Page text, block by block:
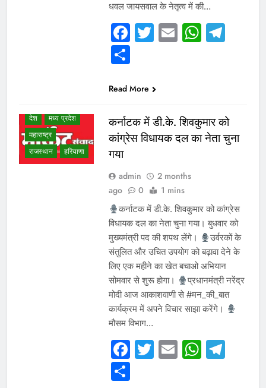
धवल जायसवाल के नेतृत्व में की…
Facebook
Twitter
Email
Share
Read More
देश
मध्य प्रदेश
महाराष्ट्र
राजस्थान
हरियाणा
कर्नाटक में डी.के. शिवकुमार को
कांग्रेस विधायक दल का नेता चुना
गया
admin
2 months
ago
0 1 mins
कर्नाटक में डी.के. शिवकुमार को कांग्रेस
विधायक दल का नेता चुना गया। बुधवार को
मुख्‍यमंत्री पद की शपथ लेंगे।
उर्वरकों के
संतुलित और उचित उपयोग को बढ़ावा देने के
लिए एक महीने का खेत बचाओ अभियान
सोमवार से शुरू होगा।
प्रधानमंत्री नरेंद्र
मोदी‌ आज आकाशवाणी से #मन_की_बात
कार्यक्रम में अपने विचार साझा करेंगे।
मौसम विभाग…
Facebook
Twitter
Email
Share